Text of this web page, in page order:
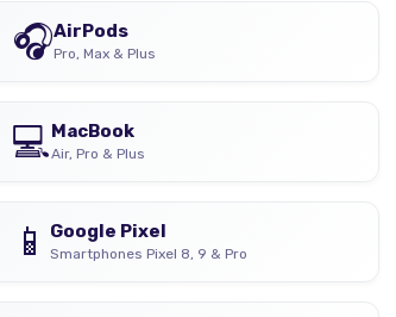
🎧AirPods
Pro, Max & Plus
💻MacBook
Air, Pro & Plus
📱 Google Pixel
Smartphones Pixel 8, 9 & Pro